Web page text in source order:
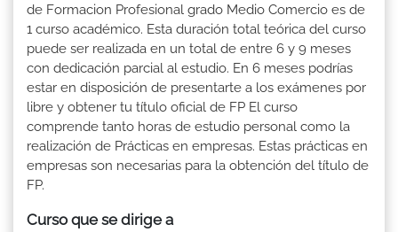
de Formacion Profesional grado Medio Comercio es de
1 curso académico. Esta duración total teórica del curso
puede ser realizada en un total de entre 6 y 9 meses
con dedicación parcial al estudio. En 6 meses podrías
estar en disposición de presentarte a los exámenes por
libre y obtener tu título oficial de FP El curso
comprende tanto horas de estudio personal como la
realización de Prácticas en empresas. Estas prácticas en
empresas son necesarias para la obtención del título de
FP.
Curso que se dirige a